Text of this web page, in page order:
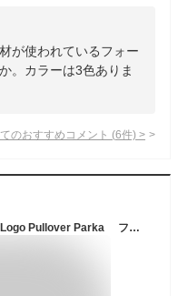
が使われているフォー
。カラーは3色ありま
のおすすめコメント (6件) >
レディース/CHUMS チャムス/CHUMS Logo Pullover Parka フード 裏起毛 スウェット パーカー /CH10-1302